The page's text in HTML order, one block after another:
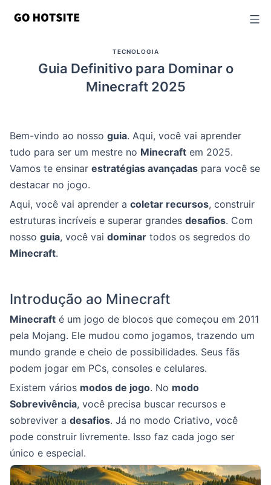
conteúdo
TECNOLOGIA
Guia Definitivo para Dominar o
Minecraft 2025
Bem-vindo ao nosso guia. Aqui, você vai aprender
tudo para ser um mestre no Minecraft em 2025.
Vamos te ensinar estratégias avançadas para você se
destacar no jogo.
Aqui, você vai aprender a coletar recursos, construir
estruturas incríveis e superar grandes desafios. Com
nosso guia, você vai dominar todos os segredos do
Minecraft.
Introdução ao Minecraft
Minecraft é um jogo de blocos que começou em 2011
pela Mojang. Ele mudou como jogamos, trazendo um
mundo grande e cheio de possibilidades. Seus fãs
podem jogar em PCs, consoles e celulares.
Existem vários modos de jogo. No modo
Sobrevivência, você precisa buscar recursos e
sobreviver a desafios. Já no modo Criativo, você
pode construir livremente. Isso faz cada jogo ser
único e especial.